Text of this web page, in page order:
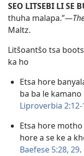
SEO LITSEBI LI SE
thuha malapa.”—
Maltz.
Litšoantšo tsa
ka ho
Etsa hore
ba ba le kamano
Liproverbia 2:12-
Etsa hore
hore a se ke a
Baefese 5:28, 29.